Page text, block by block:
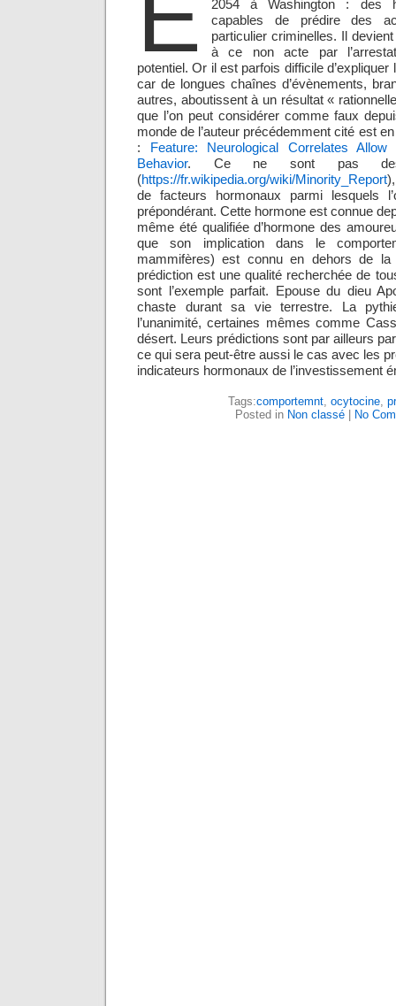
2054 à Washington : des
capables de prédire des
particulier criminelles. Il
à ce non acte par
potentiel. Or il est parfois difficile
car de longues chaînes d’évènements,
autres, aboutissent à un résultat «
que l’on peut considérer comme faux
monde de l’auteur précédemment cité est
:
Feature: Neurological Correlates
Behavior. Ce ne sont pas
(https://fr.wikipedia.org/wiki/Minority_Report
de facteurs hormonaux parmi lesquels
prépondérant. Cette hormone est connue
même été qualifiée d’hormone des
que son implication dans le
mammifères) est connu en dehors de la
prédiction est une qualité recherchée de
sont l’exemple parfait. Epouse du dieu
chaste durant sa vie terrestre. La
l’unanimité, certaines mêmes comme
désert. Leurs prédictions sont par ailleurs
ce qui sera peut-être aussi le cas avec les
indicateurs hormonaux de l’investissement
Tags:comportemnt, ocytocine,
Posted in Non classé| No